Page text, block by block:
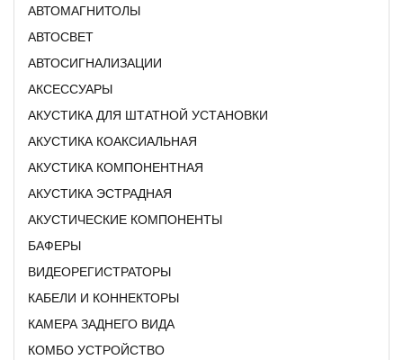
АВТОМАГНИТОЛЫ
АВТОСВЕТ
АВТОСИГНАЛИЗАЦИИ
АКСЕССУАРЫ
АКУСТИКА ДЛЯ ШТАТНОЙ УСТАНОВКИ
АКУСТИКА КОАКСИАЛЬНАЯ
АКУСТИКА КОМПОНЕНТНАЯ
АКУСТИКА ЭСТРАДНАЯ
АКУСТИЧЕСКИЕ КОМПОНЕНТЫ
БАФЕРЫ
ВИДЕОРЕГИСТРАТОРЫ
КАБЕЛИ И КОННЕКТОРЫ
КАМЕРА ЗАДНЕГО ВИДА
КОМБО УСТРОЙСТВО